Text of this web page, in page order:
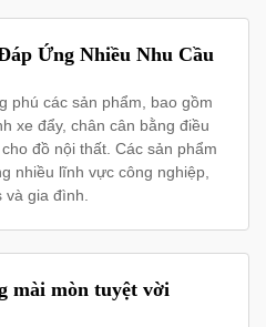
Ứng Nhiều Nhu Cầu
phú các sản phẩm, bao gồm
xe đẩy, chân cân bằng điều
đồ nội thất. Các sản phẩm
nhiều lĩnh vực công nghiệp,
và gia đình.
mài mòn tuyệt vời